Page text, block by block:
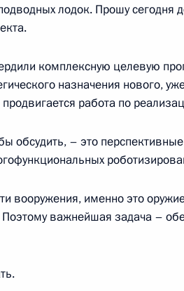
Москва, Кремль
Константином
Александром Бречаловым
лодок. Прошу сегодня
комплексную целевую
назначения нового,
работа по
обсудить, – это
вооружения, именно это
важнейшая задача –